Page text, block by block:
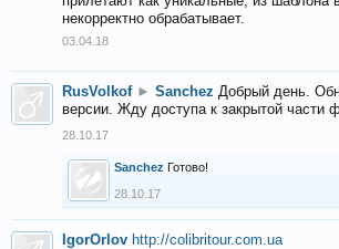
некорректно обрабатывает.
03.04.18
RusVolkof ► Sanchez Добрый день.
версии. Жду доступа к закрытой части
28.10.17
Sanchez Готово!
28.10.17
IgorOrlov http://colibritour.com.ua